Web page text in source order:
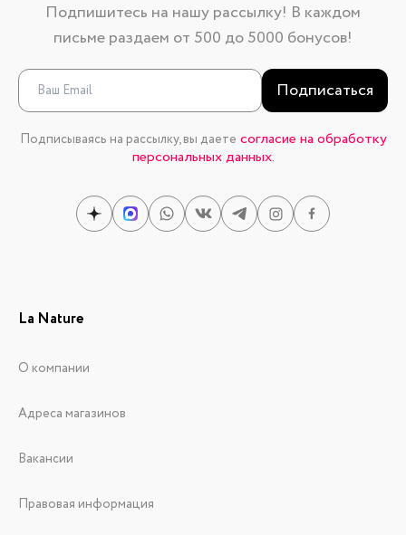
Подпишитесь на нашу рассылку! В каждом
письме раздаем от 500 до 5000 бонусов!
Подписаться
Подписываясь на рассылку, вы даете согласие на обработку
персональных данных.
La Nature
О компании
Адреса магазинов
Вакансии
Правовая информация